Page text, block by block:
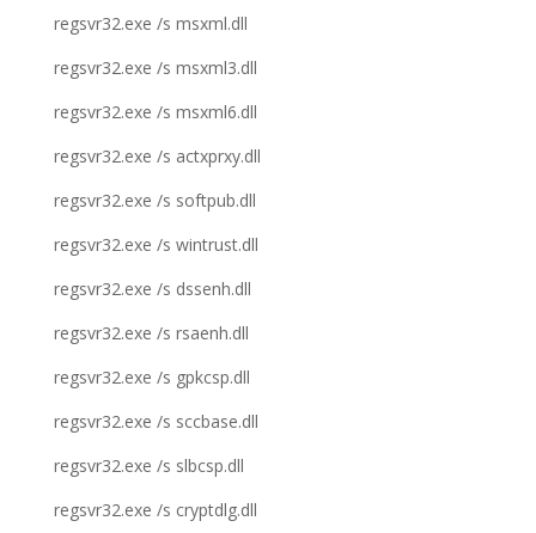
regsvr32.exe /s msxml.dll
regsvr32.exe /s msxml3.dll
regsvr32.exe /s msxml6.dll
regsvr32.exe /s actxprxy.dll
regsvr32.exe /s softpub.dll
regsvr32.exe /s wintrust.dll
regsvr32.exe /s dssenh.dll
regsvr32.exe /s rsaenh.dll
regsvr32.exe /s gpkcsp.dll
regsvr32.exe /s sccbase.dll
regsvr32.exe /s slbcsp.dll
regsvr32.exe /s cryptdlg.dll